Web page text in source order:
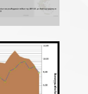
και γεωθερμικών πεδίων της ΔΕΗ Α.Ε. με ιδιαίτερη έμφαση σε